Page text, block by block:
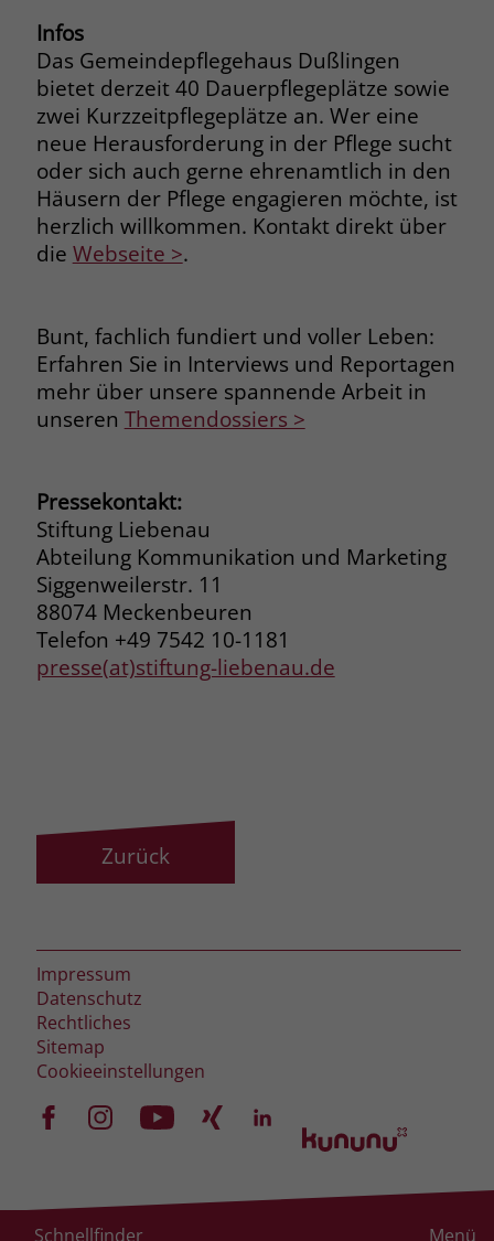
Infos
Das Gemeindepflegehaus Dußlingen
bietet derzeit 40 Dauerpflegeplätze sowie
zwei Kurzzeitpflegeplätze an. Wer eine
neue Herausforderung in der Pflege sucht
oder sich auch gerne ehrenamtlich in den
Häusern der Pflege engagieren möchte, ist
herzlich willkommen. Kontakt direkt über
die Webseite >.
Bunt, fachlich fundiert und voller Leben:
Erfahren Sie in Interviews und Reportagen
mehr über unsere spannende Arbeit in
unseren Themendossiers >
Pressekontakt:
Stiftung Liebenau
Abteilung Kommunikation und Marketing
Siggenweilerstr. 11
88074 Meckenbeuren
Telefon +49 7542 10-1181
presse(at)stiftung-liebenau.de
Zurück
Impressum
Datenschutz
Rechtliches
Sitemap
Cookieeinstellungen
Schnellfinder Menü
Name
Anbieter jobs.stiftung-liebenau.de
Laufzeit Session
Zweck
Behält die Zustände des Benutzers bei
allen Seitenanfragen bei.
Name
Anbieter Google Ads
Laufzeit 90 Tage
Zweck
Dieses Cookie wird gesetzt, wenn ein
User über einen Klick auf eine Google
Werbeanzeige auf die Website gelangt.
Es enthält Informationen darüber,
welche Werbeanzeige geklickt wurde,
Anzeige zugewiesen werden können.
Name _gcl_dc
Laufzeit 90 Tage
Zweck
Dieses Cookie wird gesetzt, wenn ein
User über einen Klick auf eine Google
Werbeanzeige auf die Website gelangt.
Es enthält Informationen darüber,
welche Werbeanzeige geklickt wurde,
sodass erzielte Erfolge wie z.B.
Anbieter
Laufzeit 3 Monate
die Werbe- und Analysebemühungen
Cookie verfolgt die Besuche eines
Nutzers auf verschiedenen Websites
und meldet dieses Verhalten an
Facebook. Facebook kann dann die
Nutzer besser zu verstehen und